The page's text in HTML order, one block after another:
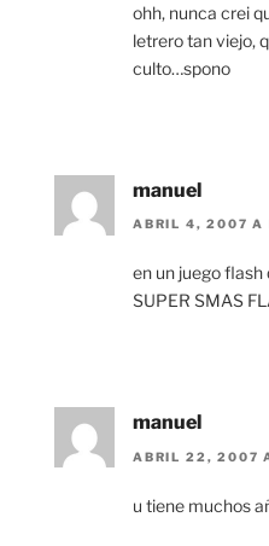
ohh, nunca crei
letrero tan viejo,
culto…spono
manuel
ABRIL 4, 2007 A
en un juego flash
SUPER SMAS
manuel
ABRIL 22, 2007
u tiene muchos